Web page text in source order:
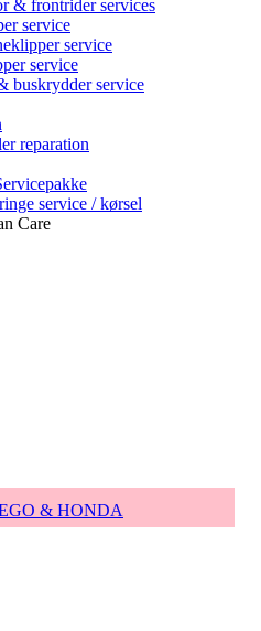
& frontrider services
service
service
service
buskrydder service
reparation
service / kørsel
Care
& HONDA